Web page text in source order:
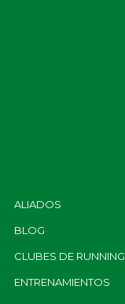
ALIADOS
BLOG
CLUBES DE RUNNING
ENTRENAMIENTOS